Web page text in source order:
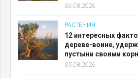
06.08.2026
РАСТЕНИЯ
12 интересных
дереве-воине,
пустыни своими
05.08.2026